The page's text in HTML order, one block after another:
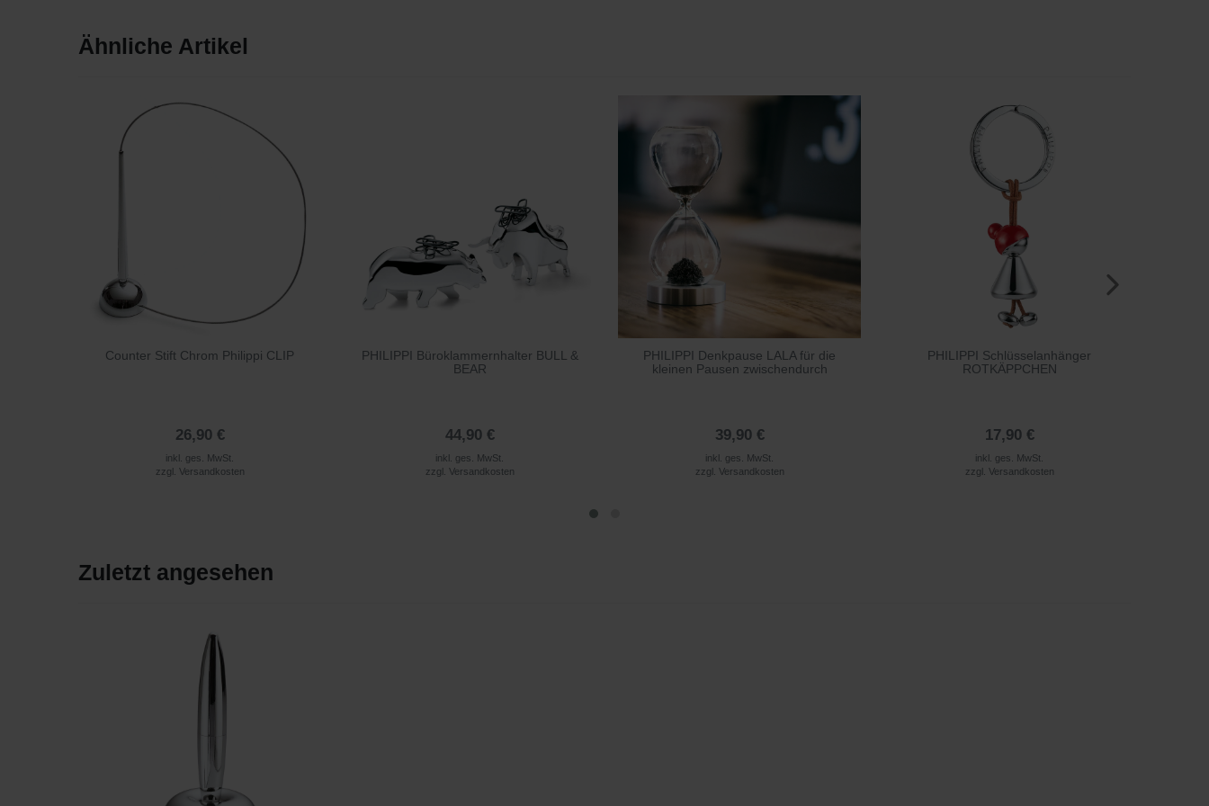
Ähnliche Artikel
Counter Stift Chrom Philippi CLIP
26,90 €
inkl. ges. MwSt.
zzgl. Versandkosten
PHILIPPI Büroklammernhalter BULL &
BEAR
44,90 €
inkl. ges. MwSt.
zzgl. Versandkosten
PHILIPPI Denkpause LALA für die
kleinen Pausen zwischendurch
39,90 €
inkl. ges. MwSt.
zzgl. Versandkosten
PHILIPPI Schlüsselanhänger
ROTKÄPPCHEN
17,90 €
inkl. ges. MwSt.
zzgl. Versandkosten
Zuletzt angesehen